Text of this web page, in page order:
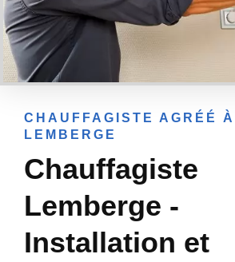
CHAUFFAGISTE AGRÉÉ
LEMBERGE
Chauffagiste
Lemberge -
Installation et